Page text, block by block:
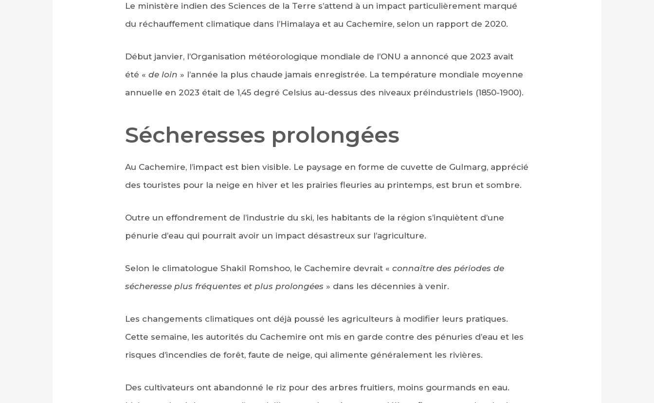
Le ministère indien des Sciences de la Terre s’attend à un impact particulièrement marqué
du réchauffement climatique dans l’Himalaya et au Cachemire, selon un rapport de 2020.
Début janvier, l’Organisation météorologique mondiale de l’ONU a annoncé que 2023 avait
été « de loin » l’année la plus chaude jamais enregistrée. La température mondiale moyenne
annuelle en 2023 était de 1,45 degré Celsius au-dessus des niveaux préindustriels (1850-1900).
Sécheresses prolongées
Au Cachemire, l’impact est bien visible. Le paysage en forme de cuvette de Gulmarg, apprécié
des touristes pour la neige en hiver et les prairies fleuries au printemps, est brun et sombre.
Outre un effondrement de l’industrie du ski, les habitants de la région s’inquiètent d’une
pénurie d’eau qui pourrait avoir un impact désastreux sur l’agriculture.
Selon le climatologue Shakil Romshoo, le Cachemire devrait « connaître des périodes de
sécheresse plus fréquentes et plus prolongées » dans les décennies à venir.
Les changements climatiques ont déjà poussé les agriculteurs à modifier leurs pratiques.
Cette semaine, les autorités du Cachemire ont mis en garde contre des pénuries d’eau et les
risques d’incendies de forêt, faute de neige, qui alimente généralement les rivières.
Des cultivateurs ont abandonné le riz pour des arbres fruitiers, moins gourmands en eau.